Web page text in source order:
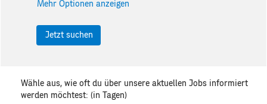
Mehr Optionen anzeigen
Wähle aus, wie oft du über unsere aktuellen Jobs informiert
werden möchtest: (in Tagen)